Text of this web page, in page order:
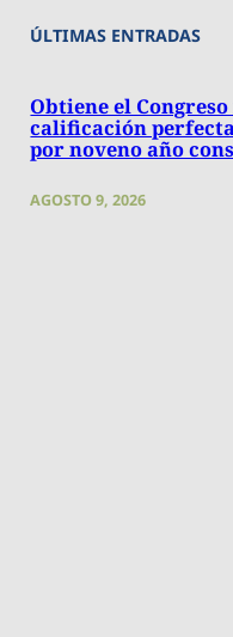
ÚLTIMAS ENTRADAS
Obtiene el
calificación
por noveno año
AGOSTO 9, 2026